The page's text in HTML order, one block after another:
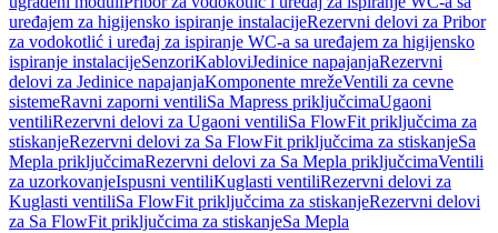
uređajem za higijensko ispiranje instalacijeRezervni delovi za Pribor
za vodokotlić i uređaj za ispiranje WC-a sa uređajem za higijensko
ispiranje instalacijeSenzoriKabloviJedinice napajanjaRezervni
delovi za Jedinice napajanjaKomponente mrežeVentili za cevne
sistemeRavni zaporni ventiliSa Mapress priključcimaUgaoni
ventiliRezervni delovi za Ugaoni ventiliSa FlowFit priključcima za
stiskanjeRezervni delovi za Sa FlowFit priključcima za stiskanjeSa
Mepla priključcimaRezervni delovi za Sa Mepla priključcimaVentili
za uzorkovanjeIspusni ventiliKuglasti ventiliRezervni delovi za
Kuglasti ventiliSa FlowFit priključcima za stiskanjeRezervni delovi
za Sa FlowFit priključcima za stiskanjeSa Mepla